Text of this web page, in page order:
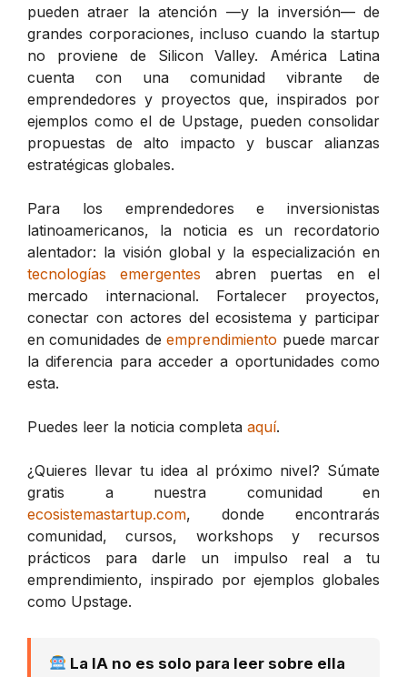
pueden atraer la atención —y la inversión— de
grandes corporaciones, incluso cuando la startup
no proviene de Silicon Valley. América Latina
cuenta con una comunidad vibrante de
emprendedores y proyectos que, inspirados por
ejemplos como el de Upstage, pueden consolidar
propuestas de alto impacto y buscar alianzas
estratégicas globales.
Para los emprendedores e inversionistas
latinoamericanos, la noticia es un recordatorio
alentador: la visión global y la especialización en
tecnologías emergentes abren puertas en el
mercado internacional. Fortalecer proyectos,
conectar con actores del ecosistema y participar
en comunidades deemprendimiento puede marcar
la diferencia para acceder a oportunidades como
esta.
Puedes leer la noticia completa aquí.
¿Quieres llevar tu idea al próximo nivel? Súmate
gratis a nuestra comunidad en
ecosistemastartup.com, donde encontrarás
comunidad, cursos, workshops y recursos
prácticos para darle un impulso real a tu
emprendimiento, inspirado por ejemplos globales
como Upstage.
La IA no es solo para leer sobre ella